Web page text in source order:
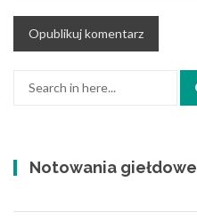
Notowania giełdowe